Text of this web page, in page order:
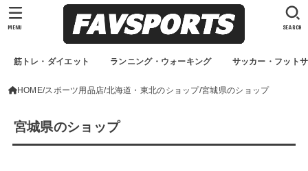
筋トレ・ダイエット ランニング・ウォーキング サッカー・フット
SEARCH
MENU
HOME スポーツ用品店 北海道・東北のショップ 宮城県のショップ
宮城県のショップ